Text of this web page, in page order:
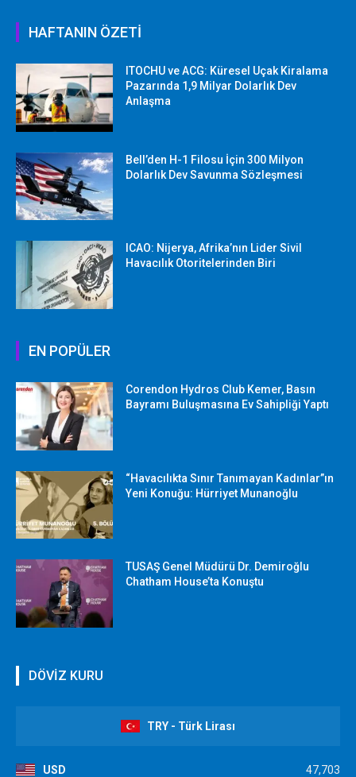
HAFTANIN ÖZETİ
ITOCHU ve ACG: Küresel Uçak Kiralama
Pazarında 1,9 Milyar Dolarlık Dev
Anlaşma
Bell’den H-1 Filosu İçin 300 Milyon
Dolarlık Dev Savunma Sözleşmesi
ICAO: Nijerya, Afrika’nın Lider Sivil
Havacılık Otoritelerinden Biri
EN POPÜLER
Corendon Hydros Club Kemer, Basın
Bayramı Buluşmasına Ev Sahipliği Yaptı
“Havacılıkta Sınır Tanımayan Kadınlar”ın
Yeni Konuğu: Hürriyet Munanoğlu
TUSAŞ Genel Müdürü Dr. Demiroğlu
Chatham House’ta Konuştu
DÖVİZ KURU
TRY - Türk Lirası
USD 47,703